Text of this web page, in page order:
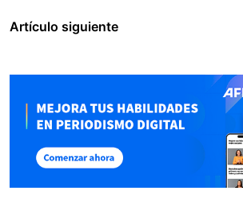
Artículo siguiente